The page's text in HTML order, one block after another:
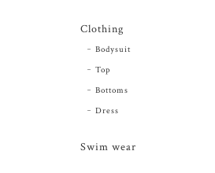
Clothing
Bodysuit
Top
Bottoms
Dress
Swim wear